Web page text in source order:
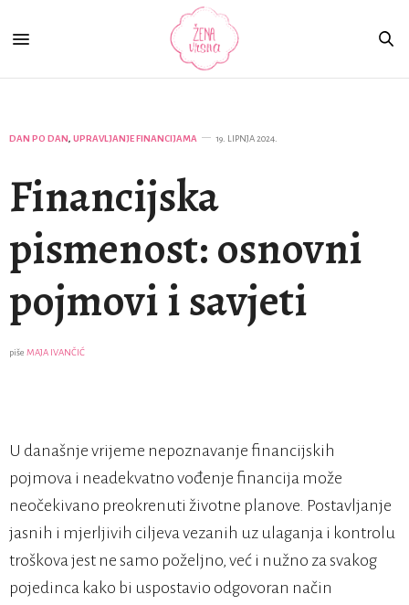
DAN PO DAN, UPRAVLJANJE FINANCIJAMA 19. LIPNJA 2024.
Financijska
pismenost: osnovni
pojmovi i savjeti
piše MAJA IVANČIĆ
U današnje vrijeme nepoznavanje financijskih
pojmova i neadekvatno vođenje financija može
neočekivano preokrenuti životne planove. Postavljanje
jasnih i mjerljivih ciljeva vezanih uz ulaganja i kontrolu
troškova jest ne samo poželjno, već i nužno za svakog
pojedinca kako bi uspostavio odgovoran način